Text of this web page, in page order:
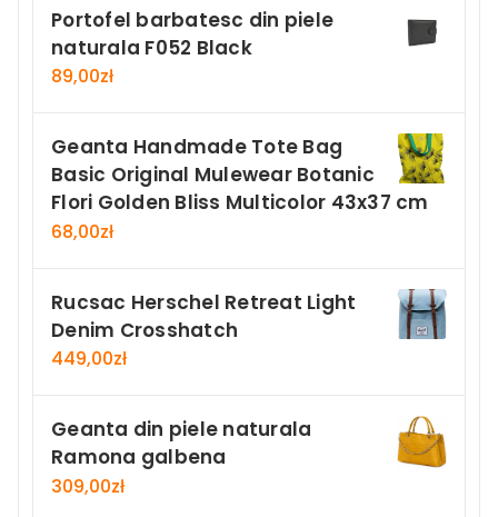
Portofel barbatesc din piele
naturala F052 Black
89,00zł
Geanta Handmade Tote Bag
Basic Original Mulewear Botanic
Flori Golden Bliss Multicolor 43x37 cm
68,00zł
Rucsac Herschel Retreat Light
Denim Crosshatch
449,00zł
Geanta din piele naturala
Ramona galbena
309,00zł